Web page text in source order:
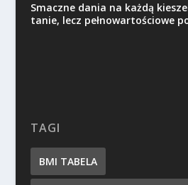
Smaczne dania na każdą
tanie, lecz pełnowartościowe
TAGI
BMI TABELA